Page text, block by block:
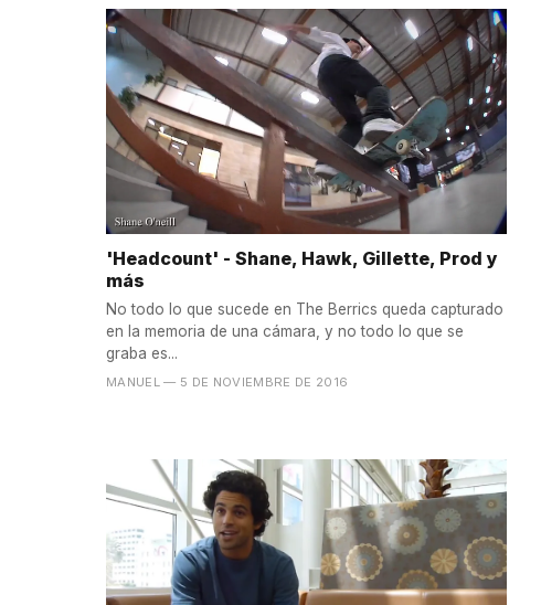
'Headcount' - Shane, Hawk, Gillette, Prod y
más
No todo lo que sucede en The Berrics queda capturado
en la memoria de una cámara, y no todo lo que se
graba es...
MANUEL — 5 DE NOVIEMBRE DE 2016